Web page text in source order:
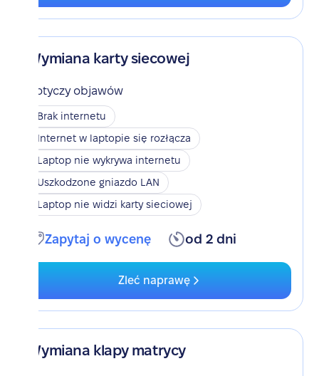
Wymiana karty siecowej
Dotyczy objawów
Brak internetu
Internet w laptopie się rozłącza
Laptop nie wykrywa internetu
Uszkodzone gniazdo LAN
Laptop nie widzi karty sieciowej
Zapytaj o wycenę od 2 dni
Zleć naprawę
Wymiana klapy matrycy